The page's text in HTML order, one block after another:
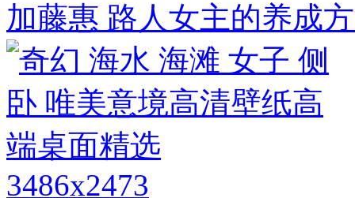
加藤惠 路人女主的养成
3486x2473